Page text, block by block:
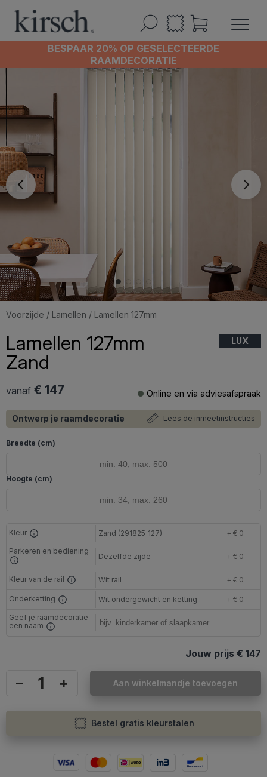
BESPAAR 20% OP GESELECTEERDE
RAAMDECORATIE
Voorzijde / Lamellen / Lamellen 127mm
Lamellen 127mm
Zand
LUX
vanaf € 147 Online en via adviesafspraak
Ontwerp je raamdecoratie Lees de inmeetinstructies
Breedte (cm)
Hoogte (cm)
Kleur Zand (291825_127)
+ € 0
Parkeren en bediening
Dezelfde zijde + € 0
Kleur van de rail Wit rail + € 0
Onderketting Wit ondergewicht en ketting
+ € 0
Geef je raamdecoratie
een naam
Jouw prijs € 147
– + Aan winkelmandje toevoegen
Bestel gratis kleurstalen